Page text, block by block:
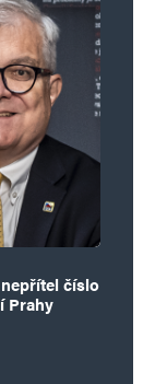
číslo
Prahy